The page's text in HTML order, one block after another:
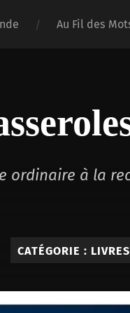
Au Fil des
ordinaire à la
CATÉGORIE : LIVRES